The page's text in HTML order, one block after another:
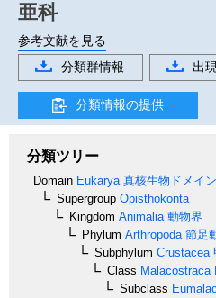
亜科
参考文献を見る
分類群情報
出
分類情報の提供
分類ツリー
Domain Eukarya 真核生物ドメイン
Supergroup Opisthokonta
Kingdom Animalia 動物界
Phylum Arthropoda 節足
Subphylum Crustacea
Class Malacostraca
Subclass